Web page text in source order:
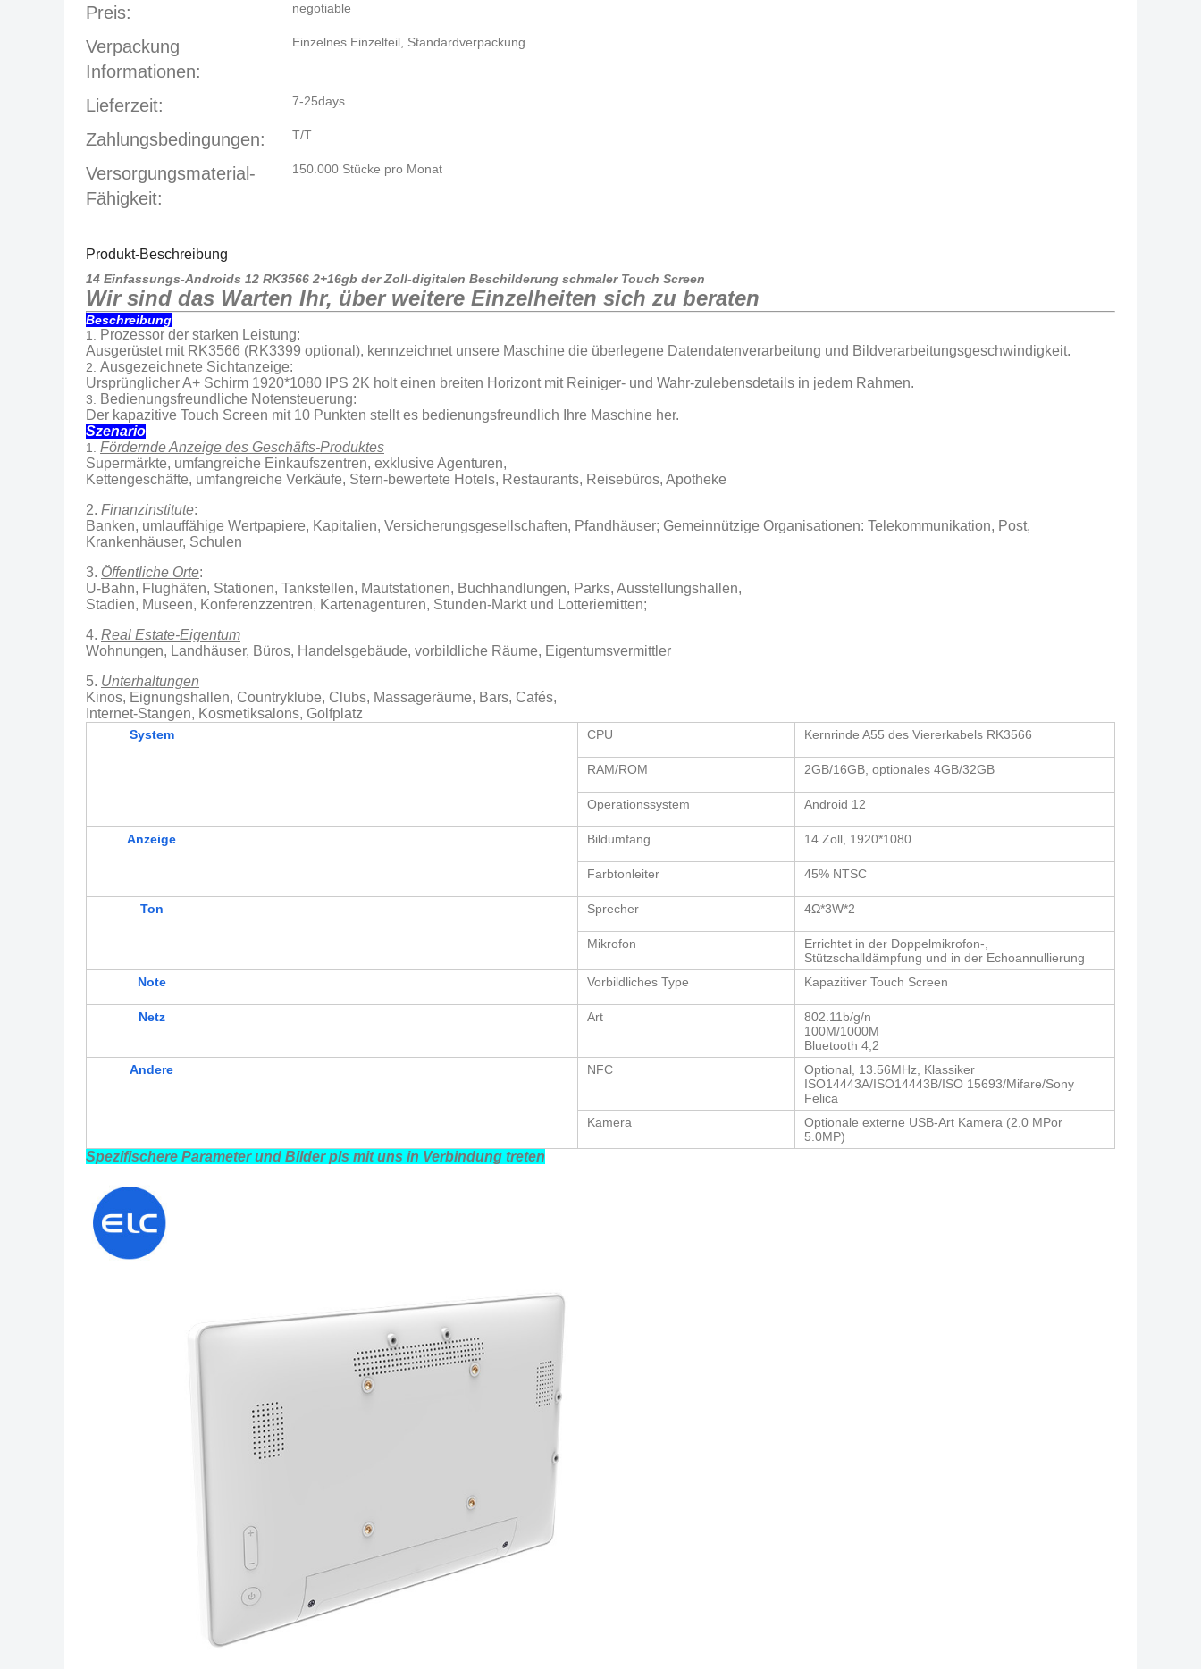
Preis: negotiable
Verpackung
Informationen:
Einzelnes Einzelteil, Standardverpackung
Lieferzeit: 7-25days
Zahlungsbedingungen: T/T
Versorgungsmaterial-
Fähigkeit:
150.000 Stücke pro Monat
Produkt-Beschreibung
14 Einfassungs-Androids 12 RK3566 2+16gb der Zoll-digitalen Beschilderung schmaler Touch Screen
Wir sind das Warten Ihr, über weitere Einzelheiten sich zu beraten
Beschreibung
1.
Prozessor der starken Leistung:
Ausgerüstet mit RK3566 (RK3399 optional), kennzeichnet unsere Maschine die überlegene Datendatenverarbeitung und Bildverarbeitungsgeschwindigkeit.
2. Ausgezeichnete Sichtanzeige:
Ursprünglicher A+ Schirm 1920*1080 IPS 2K holt einen breiten Horizont mit Reiniger- und Wahr-zulebensdetails in jedem Rahmen.
3.
Bedienungsfreundliche Notensteuerung:
Der kapazitive Touch Screen mit 10 Punkten stellt es bedienungsfreundlich Ihre Maschine her.
Szenario
1. Fördernde Anzeige des Geschäfts-Produktes
Supermärkte, umfangreiche Einkaufszentren, exklusive Agenturen,
Kettengeschäfte, umfangreiche Verkäufe, Stern-bewertete Hotels, Restaurants, Reisebüros, Apotheke
2. Finanzinstitute:
Banken, umlauffähige Wertpapiere, Kapitalien, Versicherungsgesellschaften, Pfandhäuser; Gemeinnützige Organisationen: Telekommunikation, Post,
Krankenhäuser, Schulen
3. Öffentliche Orte:
U-Bahn, Flughäfen, Stationen, Tankstellen, Mautstationen, Buchhandlungen, Parks, Ausstellungshallen,
Stadien, Museen, Konferenzzentren, Kartenagenturen, Stunden-Markt und Lotteriemitten;
4. Real Estate-Eigentum
Wohnungen, Landhäuser, Büros, Handelsgebäude, vorbildliche Räume, Eigentumsvermittler
5. Unterhaltungen
Kinos, Eignungshallen, Countryklube, Clubs, Massageräume, Bars, Cafés,
Internet-Stangen, Kosmetiksalons, Golfplatz
System CPU Kernrinde A55 des Viererkabels RK3566
RAM/ROM 2GB/16GB, optionales 4GB/32GB
Operationssystem Android 12
Anzeige Bildumfang 14 Zoll, 1920*1080
Farbtonleiter 45% NTSC
Ton Sprecher 4Ω*3W*2
Mikrofon
Errichtet in der Doppelmikrofon-,
Stützschalldämpfung und in der Echoannullierung
Note
Vorbildliches Type Kapazitiver Touch Screen
Netz Art
802.11b/g/n
100M/1000M
Bluetooth 4,2
Andere
NFC
Optional, 13.56MHz, Klassiker
ISO14443A/ISO14443B/ISO 15693/Mifare/Sony
Felica
Kamera
Optionale externe USB-Art Kamera (2,0 MPor
5.0MP)
Spezifischere Parameter und Bilder pls mit uns in Verbindung treten